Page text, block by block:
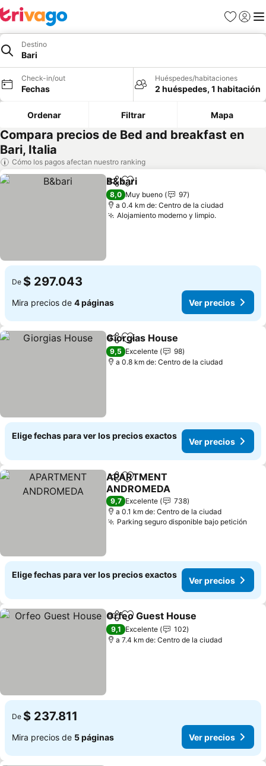
Favoritos
Iniciar
Destino
Bari
Check-in/out
Fechas
Huéspedes/habitaciones
2 huéspedes, 1 habitación
Ordenar Filtrar Mapa
Compara precios de Bed and breakfast en
Bari, Italia
Cómo los pagos afectan nuestro ranking
CompartirAgregar a favoritos
B&bari
8,0 Muy bueno
97
a 0.4 km de: Centro de la ciudad
Alojamiento moderno y limpio.Ver
De $ 297.043
Mira precios de 4 páginas Ver precios
CompartirAgregar a favoritos
Giorgias House
9,5 Excelente
98
a 0.8 km de: Centro de la ciudad
Elige fechas para ver los precios exactos
Ver precios
CompartirAgregar a favoritos
APARTMENT
ANDROMEDA
Ver precios
9,7 Excelente
738
a 0.1 km de: Centro de la ciudad
Parking seguro disponible bajo petición
Elige fechas para ver los precios exactos
Ver precios
CompartirAgregar a favoritos
Orfeo Guest House
9,1 Excelente
102
a 7.4 km de: Centro de la ciudad
De $ 237.811
Mira precios de 5 páginas Ver precios